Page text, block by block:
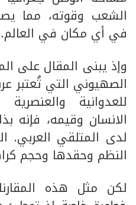
الشعب وقوته، مما
في أي مكان في العالم.
وإذ يبنى المقال على
الصهيوني التي تُعتبر
للعدوانية
الانسان وقيمه، فإنه
لدى المتلقي
النظم وحقدها وحجم
لكن مثل هذه